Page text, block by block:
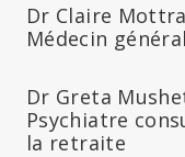
Dr Claire
Médecin
Dr Greta
Psychiatre
la retraite